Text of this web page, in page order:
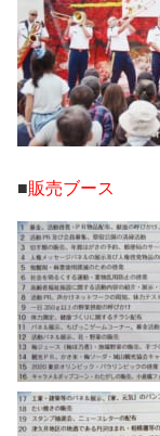
■販売ブース